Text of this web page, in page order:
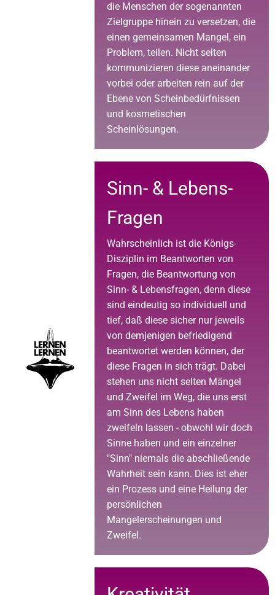
die Menschen der sogenannten
Zielgruppe hinein zu versetzen, die
einen gemeinsamen Mangel, ein
Problem, teilen. Nicht selten
kommunizieren diese aneinander
vorbei oder arbeiten rein auf der
Ebene von Scheinbedürfnissen
und kosmetischen
Scheinlösungen.
Sinn- & Lebens-
Fragen
Wahrscheinlich ist die Königs-
Disziplin im Beantworten von
Fragen, die Beantwortung von
Sinn- & Lebensfragen, denn diese
sind eindeutig so individuell und
tief, daß diese sicher nur jeweils
von demjenigen befriedigend
beantwortet werden können, der
diese Fragen in sich trägt. Dabei
stehen uns nicht selten Mängel
und Zweifel im Weg, die uns erst
am Sinn des Lebens haben
zweifeln lassen - obwohl wir doch
Sinne haben und ein einzelner
"Sinn" niemals die abschließende
Wahrheit sein kann. Dies ist eher
ein Prozess und eine Heilung der
persönlichen
Mangelerscheinungen und
Zweifel.